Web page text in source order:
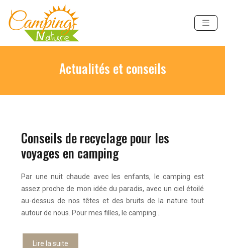
Actualités et conseils
Conseils de recyclage pour les
voyages en camping
Par une nuit chaude avec les enfants, le camping est
assez proche de mon idée du paradis, avec un ciel étoilé
au-dessus de nos têtes et des bruits de la nature tout
autour de nous. Pour mes filles, le camping…
Lire la suite